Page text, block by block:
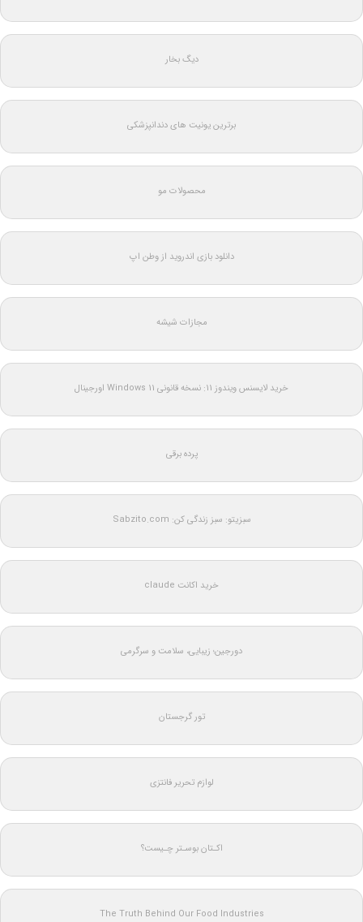
دیگ بخار
برترین یونیت های دندانپزشکی
محصولات مو
دانلود بازی اندروید از وطن اپ
مجازات شیشه
خرید لایسنس ویندوز 11: نسخه قانونی Windows 11 اورجینال
پرده برقی
سبزیتو: سبز زندگی کن: Sabzito.com
خرید اکانت claude
دورجین؛ زیبایی، سلامت و سرگرمی
تور گرجستان
لوازم تحریر فانتزی
اکـتان بوسـتر چـیست؟
The Truth Behind Our Food Industries